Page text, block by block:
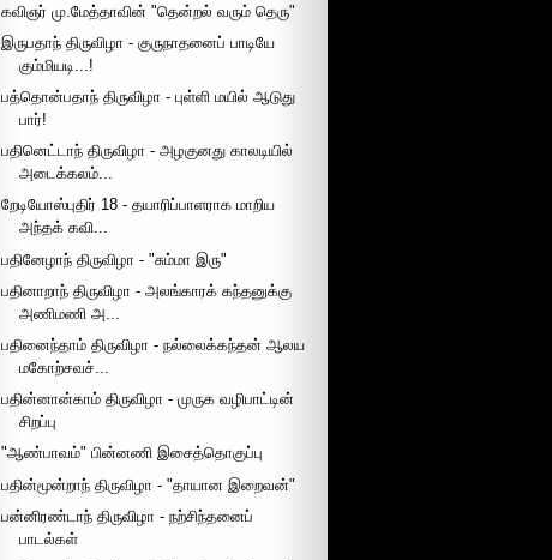
கவிஞர் மு.மேத்தாவின் "தென்றல் வரும் தெரு"
இருபதாந் திருவிழா - குருநாதனைப் பாடியே
கும்மியடி...!
பத்தொன்பதாந் திருவிழா - புள்ளி மயில் ஆடுது
பார்!
பதினெட்டாந் திருவிழா - அழகுனது காலடியில்
அடைக்கலம்...
றேடியோஸ்புதிர் 18 - தயாரிப்பாளராக மாறிய
அந்தக் கவி...
பதினேழாந் திருவிழா - "சும்மா இரு"
பதினாறாந் திருவிழா - அலங்காரக் கந்தனுக்கு
அணிமணி அ...
பதினைந்தாம் திருவிழா - நல்லைக்கந்தன் ஆலய
மகோற்சவச்...
பதின்னான்காம் திருவிழா - முருக வழிபாட்டின்
சிறப்பு
"ஆண்பாவம்" பின்னணி இசைத்தொகுப்பு
பதின்மூன்றாந் திருவிழா - "தாயான இறைவன்"
பன்னிரண்டாந் திருவிழா - நற்சிந்தனைப்
பாடல்கள்